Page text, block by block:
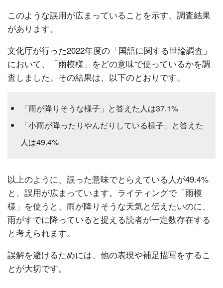
このような誤用が広まっていることを示す、調査結果
があります。
文化庁が行った2022年度の「国語に関する世論調査」
において、「雨模様」をどの意味で使っているかを調
査しました。その結果は、以下のとおりです。
「雨が降りそうな様子」と答えた人は37.1%
「小雨が降ったりやんだりしている様子」と答えた
人は49.4%
以上のように、誤った意味でとらえている人が49.4%
と、誤用が広まっています。ライティングで「雨模
様」を使うと、雨が降りそうな天気と伝えたいのに、
雨がすでに降っていると捉える読者が一定数存在する
と考えられます。
誤解を避けるためには、他の表現や補足描写をするこ
とが大切です。